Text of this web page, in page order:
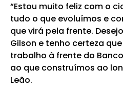
“Estou muito feliz com o
tudo o que evoluímos e
que virá pela frente.
Gilson e tenho certeza
trabalho à frente do
ao que construímos ao
Leão.